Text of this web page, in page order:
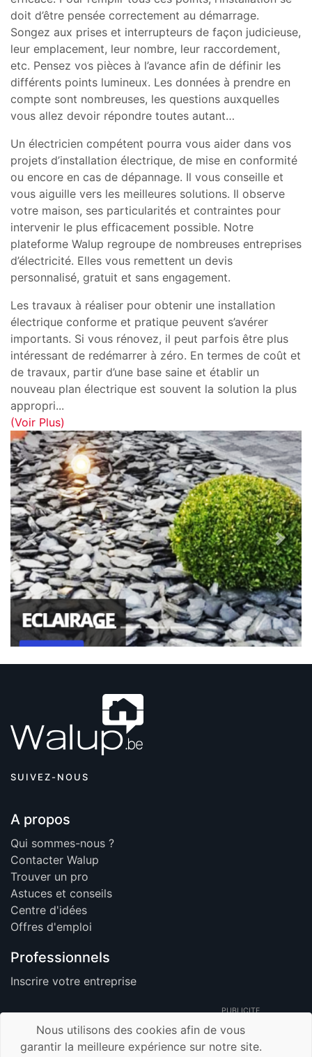
doit d’être pensée correctement au démarrage.
Songez aux prises et interrupteurs de façon judicieuse,
leur emplacement, leur nombre, leur raccordement,
etc. Pensez vos pièces à l’avance afin de définir les
différents points lumineux. Les données à prendre en
compte sont nombreuses, les questions auxquelles
vous allez devoir répondre toutes autant…
Un électricien compétent pourra vous aider dans vos
projets d’installation électrique, de mise en conformité
ou encore en cas de dépannage. Il vous conseille et
vous aiguille vers les meilleures solutions. Il observe
votre maison, ses particularités et contraintes pour
intervenir le plus efficacement possible. Notre
plateforme Walup regroupe de nombreuses entreprises
d’électricité. Elles vous remettent un devis
personnalisé, gratuit et sans engagement.
Les travaux à réaliser pour obtenir une installation
électrique conforme et pratique peuvent s’avérer
importants. Si vous rénovez, il peut parfois être plus
intéressant de redémarrer à zéro. En termes de coût et
de travaux, partir d’une base saine et établir un
nouveau plan électrique est souvent la solution la plus
appropri...
(Voir Plus)
Previous Next
SUIVEZ-NOUS
A propos
Qui sommes-nous ?
Contacter Walup
Trouver un pro
Astuces et conseils
Centre d'idées
Offres d'emploi
Professionnels
Inscrire votre entreprise
PUBLICITE
Nous utilisons des cookies afin de vous
garantir la meilleure expérience sur notre site.